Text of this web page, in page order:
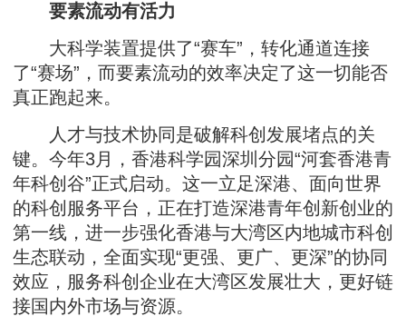
要素流动有活力
大科学装置提供了“赛车”，转化通道连接
了“赛场”，而要素流动的效率决定了这一切能否
真正跑起来。
人才与技术协同是破解科创发展堵点的关
键。今年3月，香港科学园深圳分园“河套香港青
年科创谷”正式启动。这一立足深港、面向世界
的科创服务平台，正在打造深港青年创新创业的
第一线，进一步强化香港与大湾区内地城市科创
生态联动，全面实现“更强、更广、更深”的协同
效应，服务科创企业在大湾区发展壮大，更好链
接国内外市场与资源。